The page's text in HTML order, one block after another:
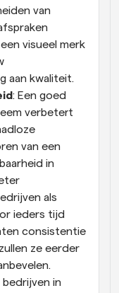
van
visueel merk
aan kwaliteit.
: Een goed
verbetert
van een
in
als
ieders tijd
consistentie
ze eerder
bedrijven in